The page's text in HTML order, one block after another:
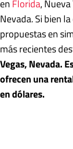
enFlorida,
Nevada. Si bien
propuestas en
más recientes
Vegas, Nevada.
ofrecen una
en dólares.